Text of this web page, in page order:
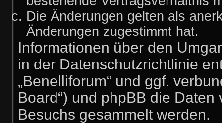
Die Änderungen gelten als
Änderungen zugestimmt hat.
Informationen über den
in der Datenschutzrichtlinie
„Benelliforum“ und ggf.
Board“) und phpBB die
Besuchs gesammelt werden.